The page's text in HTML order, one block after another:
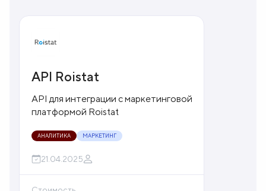
API Roistat
API для интеграции с маркетинговой
платформой Roistat
АНАЛИТИКА МАРКЕТИНГ
21.04.2025